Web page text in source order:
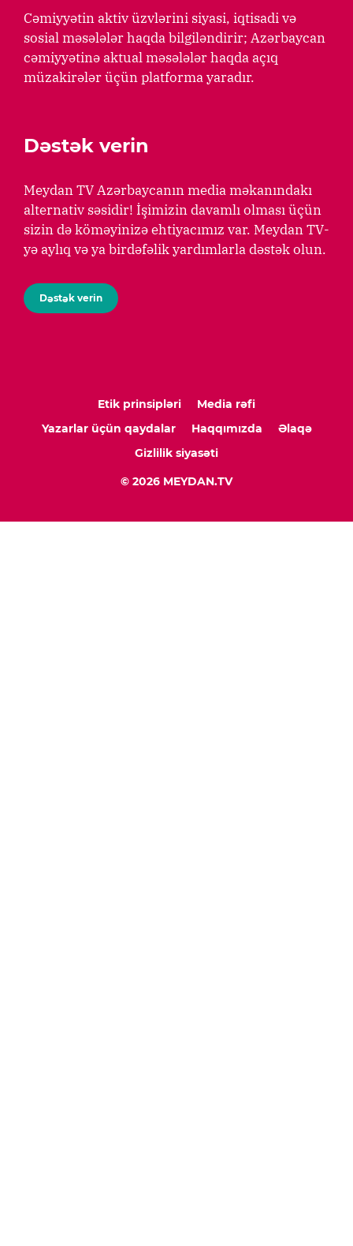
Cəmiyyətin aktiv üzvlərini siyasi, iqtisadi və
sosial məsələlər haqda bilgiləndirir; Azərbaycan
cəmiyyətinə aktual məsələlər haqda açıq
müzakirələr üçün platforma yaradır.
Dəstək verin
Meydan TV Azərbaycanın media məkanındakı
alternativ səsidir! İşimizin davamlı olması üçün
sizin də köməyinizə ehtiyacımız var. Meydan TV-
yə aylıq və ya birdəfəlik yardımlarla dəstək olun.
Dəstək verin
Etik prinsipləri
Media rəfi
Yazarlar üçün qaydalar
Haqqımızda
Əlaqə
Gizlilik siyasəti
© 2026 MEYDAN.TV